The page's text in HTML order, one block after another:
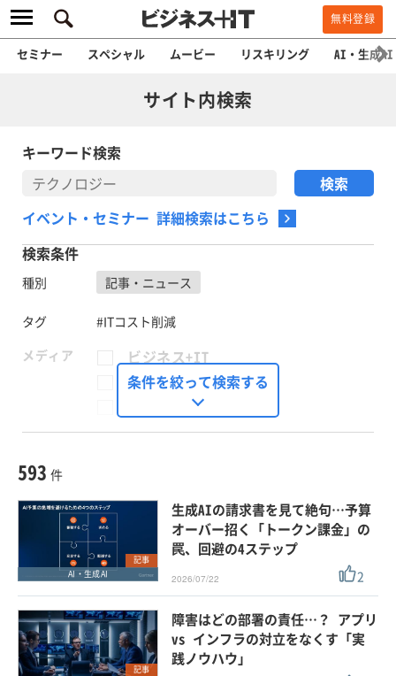
無料登録
セミナー スペシャル ムービー リスキリング AI・生成AI
サイト内検索
キーワード検索
イベント・セミナー 詳細検索はこちら
検索条件
種別 記事・ニュース
タグ
#ITコスト削減
メディア
ビジネス+IT
FinTech Journal
Seizo Trend
外部ニュース
スペシャルに限定する
タグ ×
× ITコスト削減
条件を絞って検索する
593 件
記事
AI・生成AI
生成AIの請求書を見て絶句…予算
オーバー招く「トークン課金」の
罠、回避の4ステップ
2026/07/22 2
記事
障害はどの部署の責任…？ アプリ
vs インフラの対立をなくす「実
践ノウハウ」